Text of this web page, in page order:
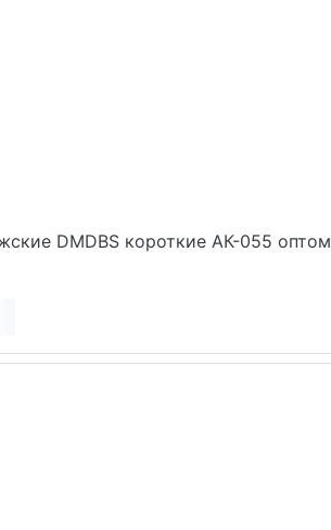
DMDBS короткие АК-055 оптом